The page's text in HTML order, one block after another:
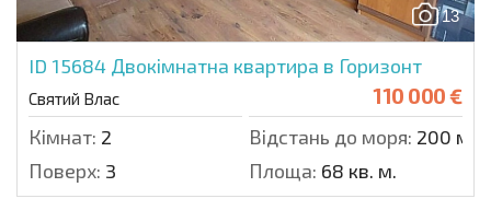
13
ID 15684 Двокімнатна квартира в Горизонт
Святий Влас 110 000 €
Кімнат: 2 Відстань до моря: 200 м.
Поверх: 3 Площа: 68 кв. м.